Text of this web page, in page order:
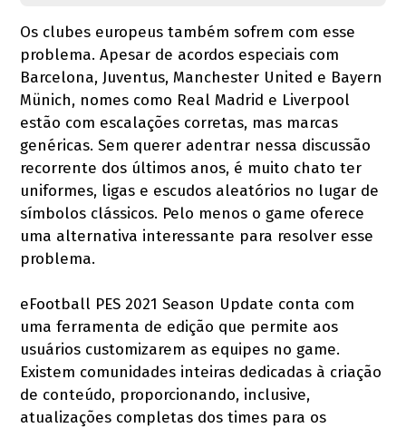
Os clubes europeus também sofrem com esse
problema. Apesar de acordos especiais com
Barcelona, Juventus, Manchester United e Bayern
Münich, nomes como Real Madrid e Liverpool
estão com escalações corretas, mas marcas
genéricas. Sem querer adentrar nessa discussão
recorrente dos últimos anos, é muito chato ter
uniformes, ligas e escudos aleatórios no lugar de
símbolos clássicos. Pelo menos o game oferece
uma alternativa interessante para resolver esse
problema.
eFootball PES 2021 Season Update conta com
uma ferramenta de edição que permite aos
usuários customizarem as equipes no game.
Existem comunidades inteiras dedicadas à criação
de conteúdo, proporcionando, inclusive,
atualizações completas dos times para os